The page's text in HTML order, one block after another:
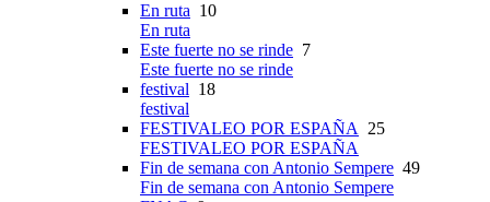
En ruta 10
En ruta
Este fuerte no se rinde 7
Este fuerte no se rinde
festival 18
festival
FESTIVALEO POR ESPAÑA
25
FESTIVALEO POR ESPAÑA
Fin de semana con Antonio Sempere 49
Fin de semana con Antonio Sempere